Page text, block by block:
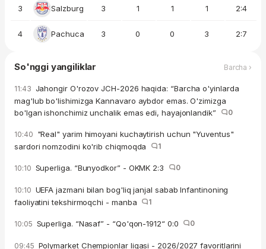
3 Salzburg 3 1 1 1 2:4
4 Pachuca 3 0 0 3 2:7
So'nggi yangiliklar Barcha ›
11:43 Jahongir O'rozov JCH-2026 haqida: “Barcha o'yinlarda
mag'lub bo'lishimizga Kannavaro aybdor emas. O'zimizga
bo'lgan ishonchimiz unchalik emas edi, hayajonlandik”
0
10:40 "Real" yarim himoyani kuchaytirish uchun "Yuventus"
sardori nomzodini ko'rib chiqmoqda
1
10:10 Superliga. “Bunyodkor” - OKMK 2:3 0
10:10 UEFA jazmani bilan bog'liq janjal sabab Infantinoning
faoliyatini tekshirmoqchi - manba
1
10:05 Superliga. “Nasaf” - “Qo'qon-1912“ 0:0 0
09:45 Polymarket Chempionlar ligasi - 2026/2027 favoritlarini